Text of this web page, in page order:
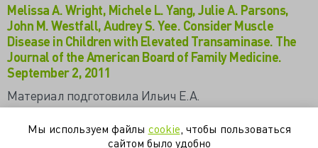
Melissa A. Wright, Michele L. Yang, Julie A. Parsons,
John M. Westfall, Audrey S. Yee. Consider Muscle
Disease in Children with Elevated Transaminase. The
Journal of the American Board of Family Medicine.
September 2, 2011
Материал подготовила Ильич Е.А.
алт аст мышечные заболевания педиатрия
Мы используем файлы cookie , чтобы пользоваться
сайтом было удобно